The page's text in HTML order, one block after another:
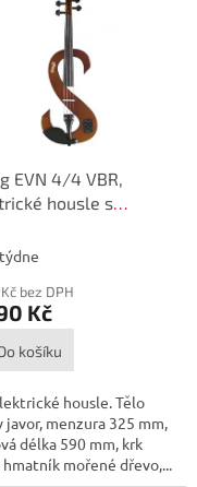
EVN 4/4 VBR,
housle s
bez DPH
Kč
košíku
housle. Tělo
javor, menzura 325 mm,
délka 590 mm, krk
hmatník mořené dřevo,...